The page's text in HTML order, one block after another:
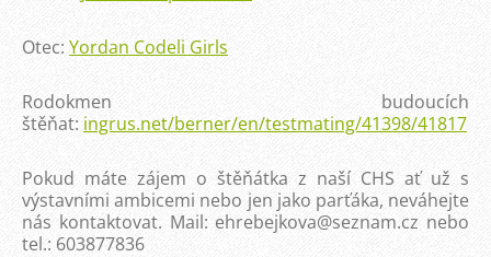
Otec: Yordan Codeli Girls
Rodokmen budoucích
štěňat: ingrus.net/berner/en/testmating/41398/41817
Pokud máte zájem o štěňátka z naší CHS ať už s
výstavními ambicemi nebo jen jako parťáka, neváhejte
nás kontaktovat. Mail: ehrebejkova@seznam.cz nebo
tel.: 603877836